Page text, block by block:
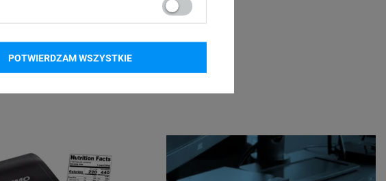
POTWIERDZAM WSZYSTKIE